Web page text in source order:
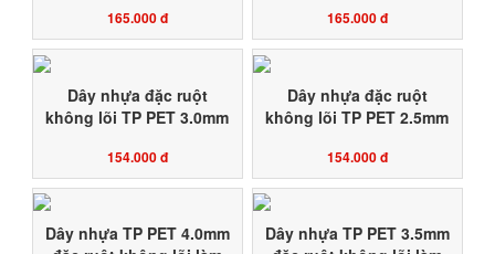
neo cành cây ăn trái
chịu lực căng kéo cao
165.000 đ
neo cành cây ăn trái
chịu lực căng kéo cao
165.000 đ
Dây nhựa đặc ruột
không lõi TP PET 3.0mm
neo cành cây ăn trái
chịu lực căng kéo cao
154.000 đ
Dây nhựa đặc ruột
không lõi TP PET 2.5mm
neo cành cây ăn trái
chịu lực căng kéo cao
154.000 đ
Dây nhựa TP PET 4.0mm
Dây nhựa TP PET 3.5mm